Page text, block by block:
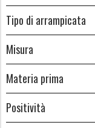
Tipo di arrampicata
Misura
Materia prima
Positività